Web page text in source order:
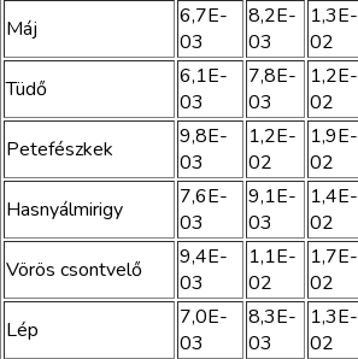
Máj
6,7E-
03
8,2E-
03
1,3E-
02
Tüdő
6,1E-
03
7,8E-
03
1,2E-
02
Petefészkek
9,8E-
03
1,2E-
02
1,9E-
02
Hasnyálmirigy
7,6E-
03
9,1E-
03
1,4E-
02
Vörös csontvelő
9,4E-
03
1,1E-
02
1,7E-
02
Lép
7,0E-
03
8,3E-
03
1,3E-
02